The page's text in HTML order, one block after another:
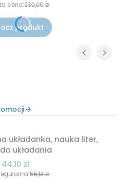
cena:230,00 zł
produkt
układanka, nauka liter,
układania
Cena promocyjna
44,10 zł
55,13 zł